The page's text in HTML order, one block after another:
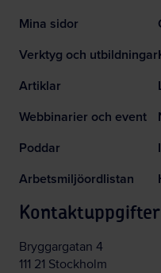
Mina sidor
Verktyg och utbildningar
Artiklar
Webbinarier och event
Poddar
Arbetsmiljöordlistan
Kontaktuppgifter
Bryggargatan 4
111 21 Stockholm